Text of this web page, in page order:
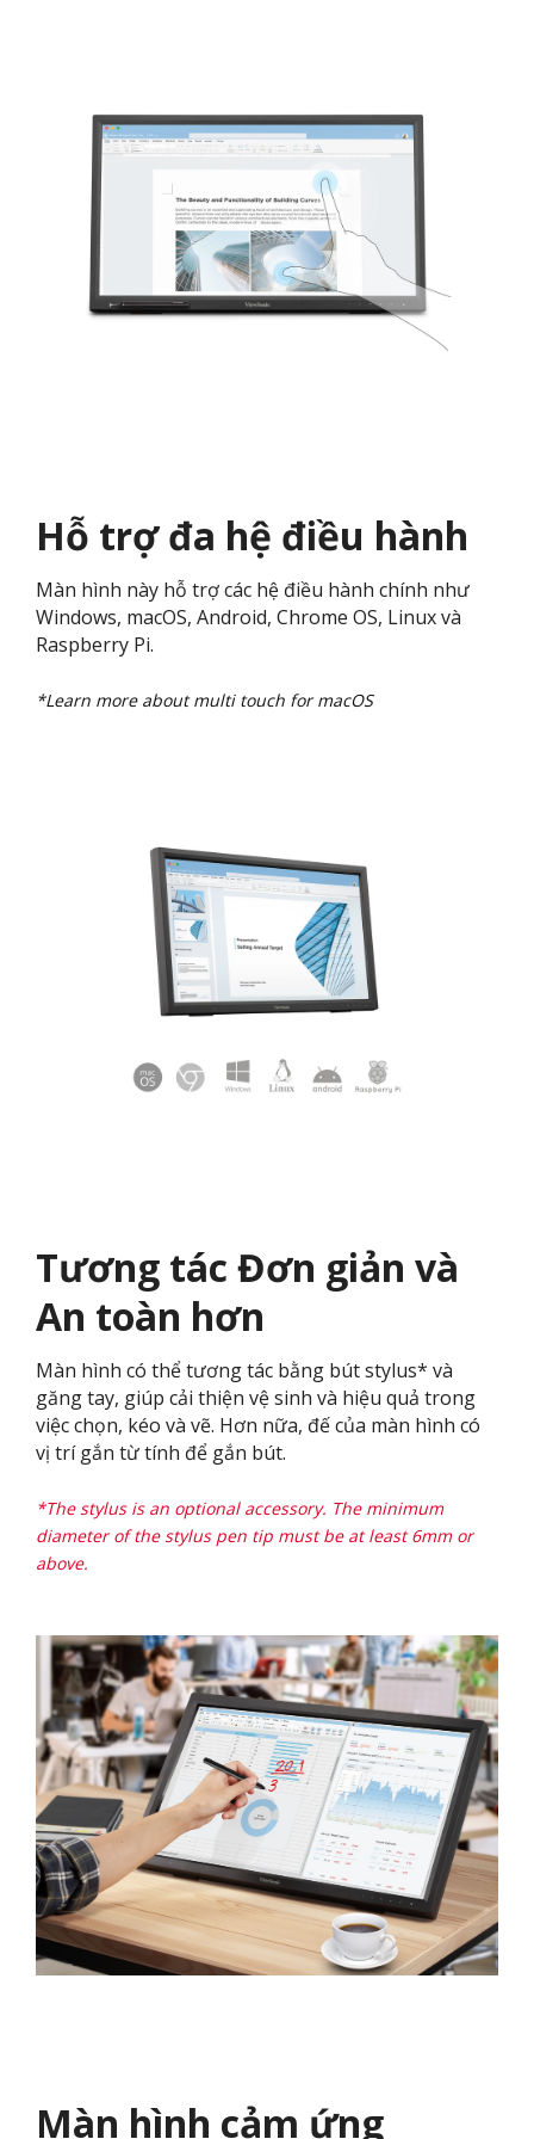
Hỗ trợ đa hệ điều hành
Màn hình này hỗ trợ các hệ điều hành chính như
Windows, macOS, Android, Chrome OS, Linux và
Raspberry Pi.
*Learn more about multi touch for macOS
Tương tác Đơn giản và
An toàn hơn
Màn hình có thể tương tác bằng bút stylus* và
găng tay, giúp cải thiện vệ sinh và hiệu quả trong
việc chọn, kéo và vẽ. Hơn nữa, đế của màn hình có
vị trí gắn từ tính để gắn bút.
*The stylus is an optional accessory. The minimum
diameter of the stylus pen tip must be at least 6mm or
above.
Màn hình cảm ứng